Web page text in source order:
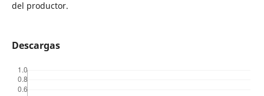
del productor.
Descargas